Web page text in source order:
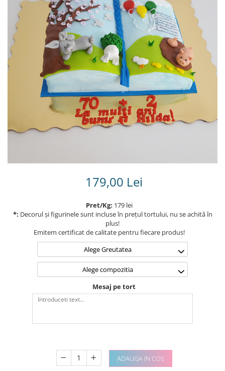
Torturi in frosting- crema pentru
baieti
Torturi cu flori
Tortulețe 1.7 kg - 2 kg
179,00 Lei
Pret/Kg: 179 lei
*: Decorul și figurinele sunt incluse în prețul tortului, nu se achită în
plus!
Emitem certificat de calitate pentru fiecare produs!
Alege Greutatea
Alege compozitia
Mesaj pe tort
ADAUGA IN COS